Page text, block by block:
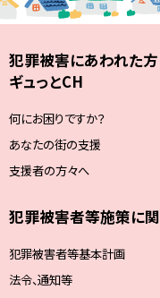
犯罪被害にあわれた
ギュっとCH
何にお困りですか？
あなたの街の支援
支援者の方々へ
犯罪被害者等施策に
犯罪被害者等基本計画
法令、通知等